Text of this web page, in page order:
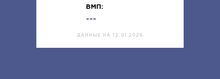
ВМП:
---
ДАННЫЕ НА 12.01.2026